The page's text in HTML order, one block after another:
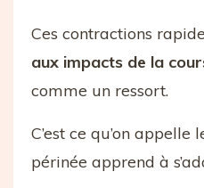
Ces contractions
aux impacts de la
comme un ressort.
C’est ce qu’on
périnée apprend à